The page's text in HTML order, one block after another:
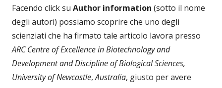
Facendo click su Author information (sotto il nome
degli autori) possiamo scoprire che uno degli
scienziati che ha firmato tale articolo lavora presso
ARC Centre of Excellence in Biotechnology and
Development and Discipline of Biological Sciences,
University of Newcastle,Australia, giusto per avere